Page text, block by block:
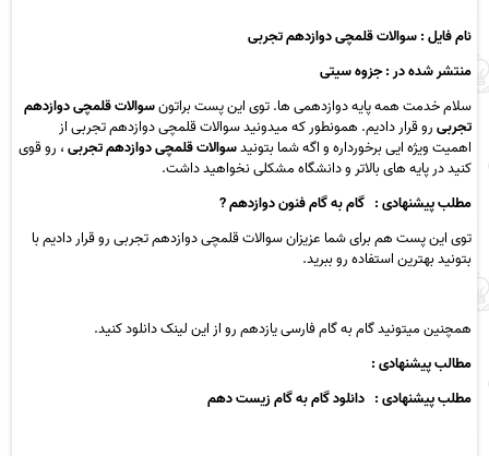
نام فایل : سوالات قلمچی دوازدهم تجربی
منتشر شده در : جزوه سیتی
سلام خدمت همه پایه دوازدهمی ها. توی این پست براتونسوالات قلمچی دوازدهم
تجربی رو قرار دادیم. همونطور که میدونید سوالات قلمچی دوازدهم تجربی از
اهمیت ویژه ایی برخورداره و اگه شما بتونیدسوالات قلمچی دوازدهم تجربی ، رو قوی
کنید در پایه های بالاتر و دانشگاه مشکلی نخواهید داشت.
مطلب پیشنهادی : گام به گام فنون دوازدهم ?
توی این پست هم برای شما عزیزان سوالات قلمچی دوازدهم تجربی رو قرار دادیم با
بتونید بهترین استفاده رو ببرید.
همچنین میتونیدگام به گام فارسی یازدهمرو از این لینکدانلود کنید.
مطالب پیشنهادی:
مطلب پیشنهادی : دانلود گام به گام زیست دهم